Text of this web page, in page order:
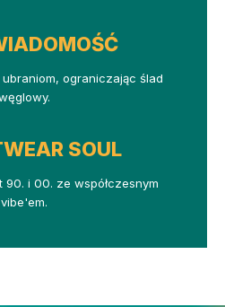
ograniczając ślad
SOUL
90. i 00. ze współczesnym
vibe'em.